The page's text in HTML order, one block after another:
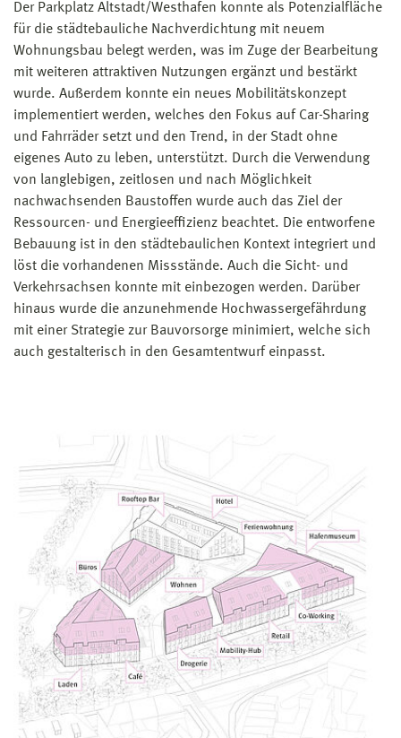
Der Parkplatz Altstadt/Westhafen konnte als Potenzialfläche
für die städtebauliche Nachverdichtung mit neuem
Wohnungsbau belegt werden, was im Zuge der Bearbeitung
mit weiteren attraktiven Nutzungen ergänzt und bestärkt
wurde. Außerdem konnte ein neues Mobilitätskonzept
implementiert werden, welches den Fokus auf Car-Sharing
und Fahrräder setzt und den Trend, in der Stadt ohne
eigenes Auto zu leben, unterstützt. Durch die Verwendung
von langlebigen, zeitlosen und nach Möglichkeit
nachwachsenden Baustoffen wurde auch das Ziel der
Ressourcen- und Energieeffizienz beachtet. Die entworfene
Bebauung ist in den städtebaulichen Kontext integriert und
löst die vorhandenen Missstände. Auch die Sicht- und
Verkehrsachsen konnte mit einbezogen werden. Darüber
hinaus wurde die anzunehmende Hochwassergefährdung
mit einer Strategie zur Bauvorsorge minimiert, welche sich
auch gestalterisch in den Gesamtentwurf einpasst.